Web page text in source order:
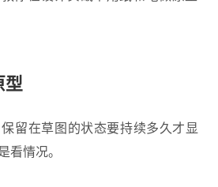
型
留在草图的状态要持续多久才显
看情况。